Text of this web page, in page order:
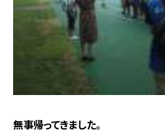
無事帰ってきました。